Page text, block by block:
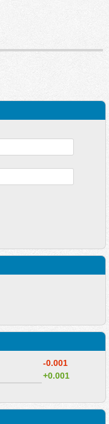
-0.001
+0.001